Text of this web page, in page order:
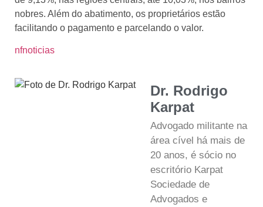
nobres. Além do abatimento, os proprietários estão
facilitando o pagamento e parcelando o valor.
nfnoticias
Dr. Rodrigo
Karpat
Advogado militante na
área cível há mais de
20 anos, é sócio no
escritório Karpat
Sociedade de
Advogados e